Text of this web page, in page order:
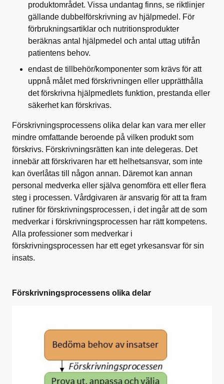
produktområdet. Vissa undantag finns, se riktlinjer
gällande dubbelförskrivning av hjälpmedel. För
förbrukningsartiklar och nutritionsprodukter
beräknas antal hjälpmedel och antal uttag utifrån
patientens behov.
endast de tillbehör/komponenter som krävs för att
uppnå målet med förskrivningen eller upprätthålla
det förskrivna hjälpmedlets funktion, prestanda eller
säkerhet kan förskrivas.
Förskrivningsprocessens olika delar kan vara mer eller
mindre omfattande beroende på vilken produkt som
förskrivs. Förskrivningsrätten kan inte delegeras. Det
innebär att förskrivaren har ett helhetsansvar, som inte
kan överlåtas till någon annan. Däremot kan annan
personal medverka eller själva genomföra ett eller flera
steg i processen. Vårdgivaren är ansvarig för att ta fram
rutiner för förskrivningsprocessen, i det ingår att de som
medverkar i förskrivningsprocessen har rätt kompetens.
Alla professioner som medverkar i
förskrivningsprocessen har ett eget yrkesansvar för sin
insats.
Förskrivningsprocessens olika delar